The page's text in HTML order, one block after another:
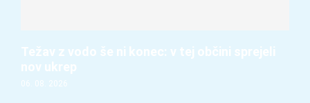
Težav z vodo še ni konec: v tej občini sprejeli
nov ukrep
06. 08. 2026